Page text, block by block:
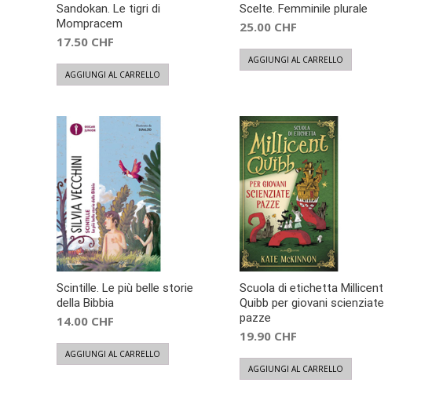
Sandokan. Le tigri di
Mompracem
17.50 CHF
AGGIUNGI AL CARRELLO
Scelte. Femminile plurale
25.00 CHF
AGGIUNGI AL CARRELLO
Scintille. Le più belle storie
della Bibbia
14.00 CHF
AGGIUNGI AL CARRELLO
Scuola di etichetta Millicent
Quibb per giovani scienziate
pazze
19.90 CHF
AGGIUNGI AL CARRELLO